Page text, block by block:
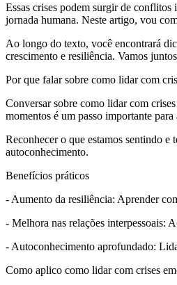
Essas crises podem surgir de conflitos
jornada humana. Neste artigo, vou
Ao longo do texto, você encontrará
crescimento e resiliência. Vamos
Por que falar sobre como lidar com
Conversar sobre como lidar com
momentos é um passo importante para
Reconhecer o que estamos sentindo e
autoconhecimento.
Benefícios práticos
- Aumento da resiliência: Aprender
- Melhora nas relações interpessoais:
- Autoconhecimento aprofundado:
Como aplico como lidar com crises